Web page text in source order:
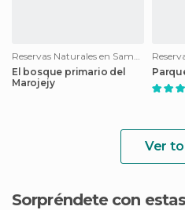
Reservas Naturales en Sambava
El bosque primario del
Marojejy
Ver
Sorpréndete con